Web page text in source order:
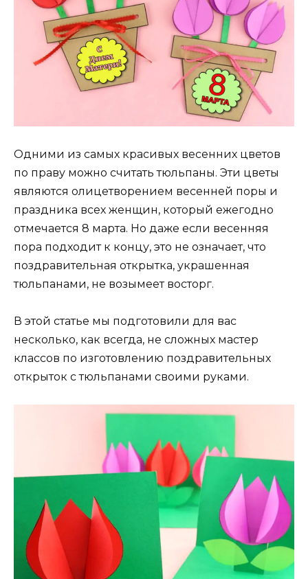
Одними из самых красивых весенних цветов
по праву можно считать тюльпаны. Эти цветы
являются олицетворением весенней поры и
праздника всех женщин, который ежегодно
отмечается 8 марта. Но даже если весенняя
пора подходит к концу, это не означает, что
поздравительная открытка, украшенная
тюльпанами, не возымеет восторг.
В этой статье мы подготовили для вас
несколько, как всегда, не сложных мастер
классов по изготовлению поздравительных
открыток с тюльпанами своими руками.